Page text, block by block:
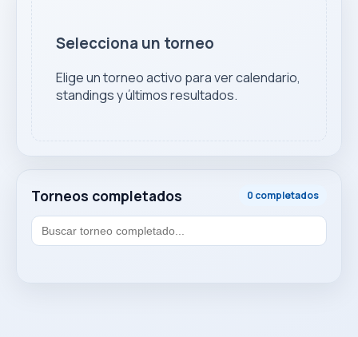
Torneos completados 0 completados
Selecciona un torneo
Elige un torneo activo para ver calendario,
standings y últimos resultados.